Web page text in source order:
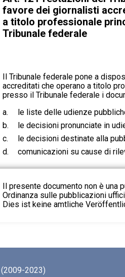
favore dei giornalisti
a titolo professionale
Tribunale federale
Il Tribunale federale pone a
accreditati che operano a titolo
presso il Tribunale federale i
a.
le liste delle udienze
b.
le decisioni pronunciate in
c.
le decisioni destinate alla
d.
comunicazioni su cause di
Il presente documento non è una
Ordinanza sulle pubblicazioni
Dies ist keine amtliche
2023)